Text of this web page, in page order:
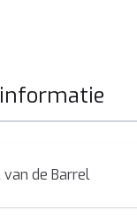
de Barrel